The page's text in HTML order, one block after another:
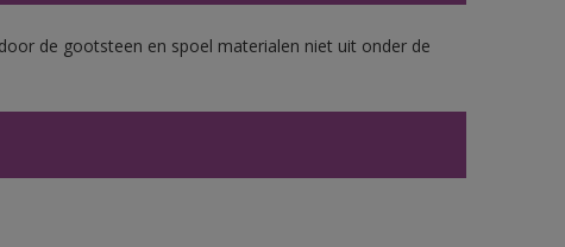
de gootsteen en spoel materialen niet uit onder de